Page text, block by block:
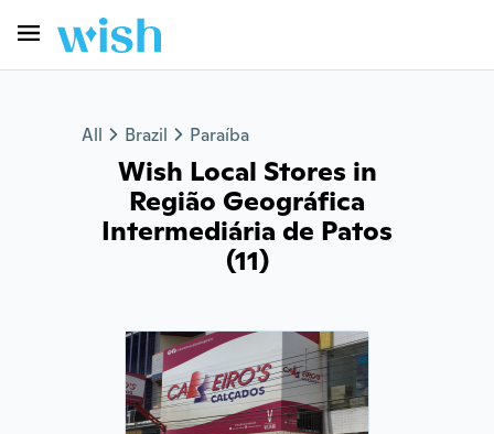
All Brazil Paraíba
Wish Local Stores in
Região Geográfica
Intermediária de Patos
(11)